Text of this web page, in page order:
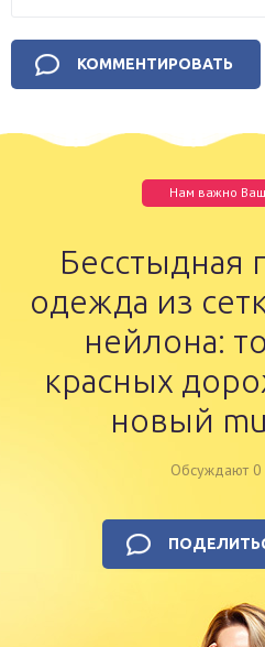
Нам важно
Бесстыдная
одежда из
нейлона:
красных
новый
Обсуждают 0